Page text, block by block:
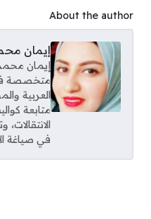
About the author
إيمان
إيمان
متخصصة في
العربية
متابعة
في صياغة